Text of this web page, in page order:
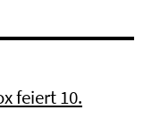
feiert 10.